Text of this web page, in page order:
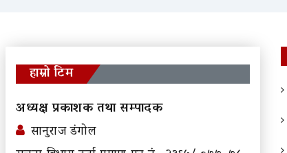
हाम्रो टिम
अध्यक्ष प्रकाशक तथा सम्पादक
सानुराज डंगोल